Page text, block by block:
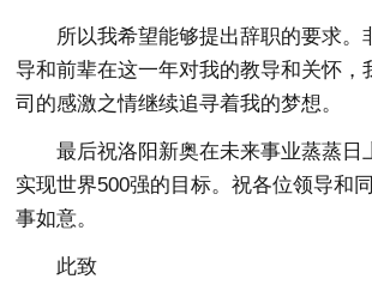
所以我希望能够提出辞职的要求。
导和前辈在这一年对我的教导和关怀，
司的感激之情继续追寻着我的梦想。
最后祝洛阳新奥在未来事业蒸蒸日
实现世界500强的目标。祝各位领导和
事如意。
此致